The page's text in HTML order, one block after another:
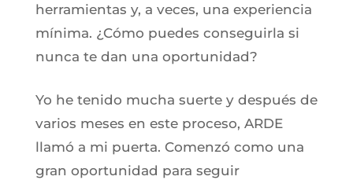
herramientas y, a veces, una experiencia
mínima. ¿Cómo puedes conseguirla si
nunca te dan una oportunidad?
Yo he tenido mucha suerte y después de
varios meses en este proceso, ARDE
llamó a mi puerta. Comenzó como una
gran oportunidad para seguir